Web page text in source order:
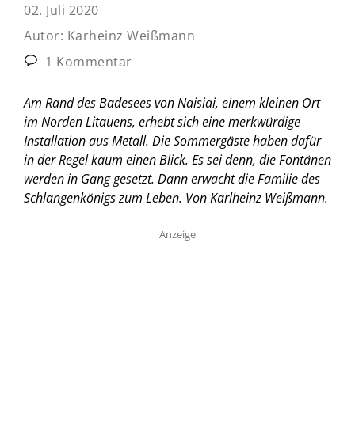
02. Juli 2020
Autor: Karheinz Weißmann
1 Kommentar
Am Rand des Badesees von Naisiai, einem kleinen Ort
im Norden Litauens, erhebt sich eine merkwürdige
Installation aus Metall. Die Sommergäste haben dafür
in der Regel kaum einen Blick. Es sei denn, die Fontänen
werden in Gang gesetzt. Dann erwacht die Familie des
Schlangenkönigs zum Leben. Von Karlheinz Weißmann.
Anzeige